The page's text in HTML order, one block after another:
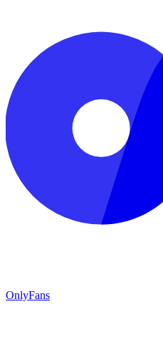
OnlyFans